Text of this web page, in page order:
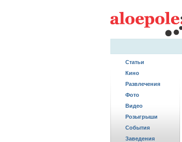
Статьи
Кино
Развлечения
Фото
Видео
Розыгрыши
События
Заведения